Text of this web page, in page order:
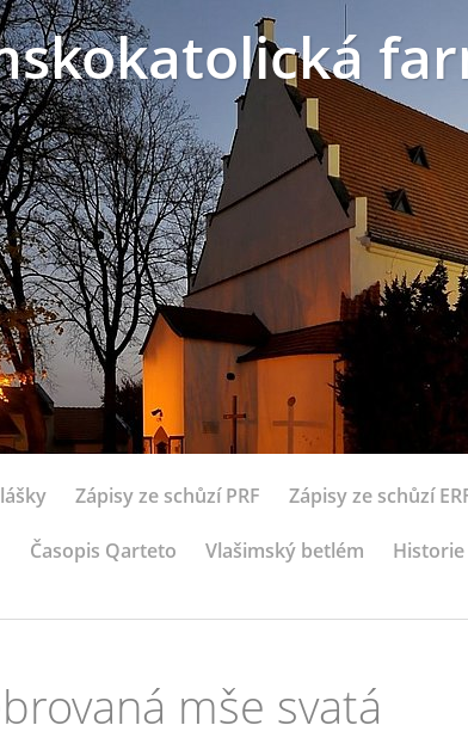
Zápisy ze schůzí PRF Zápisy ze schůzí
Časopis Qarteto Vlašimský betlém Historie
mše svatá